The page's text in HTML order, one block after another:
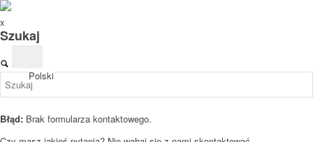
Polski
x
Szukaj
Błąd: Brak formularza kontaktowego.